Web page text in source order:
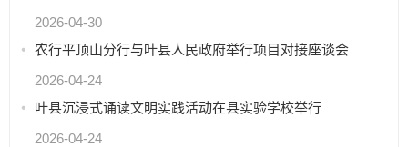
2026-04-30
农行平顶山分行与叶县人民政府举行项目对接座谈会
2026-04-24
叶县沉浸式诵读文明实践活动在县实验学校举行
2026-04-24